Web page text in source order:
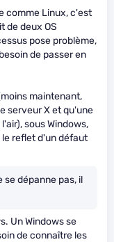
comme Linux, c'est
de deux OS
pose problème,
de passer en
maintenant,
serveur X et qu'une
sous Windows,
reflet d'un défaut
se dépanne pas, il
Un Windows se
de connaître les